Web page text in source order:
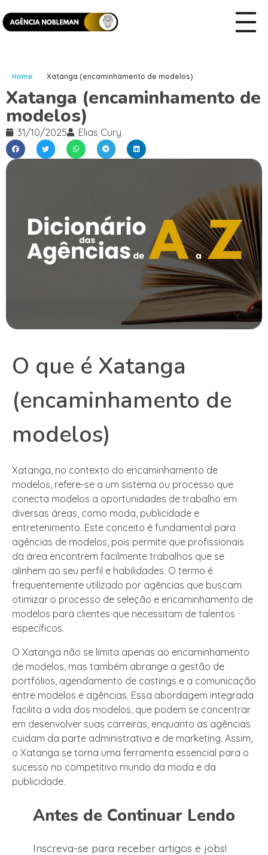
Home Xatanga (encaminhamento de modelos)
Xatanga (encaminhamento de
modelos)
31/10/2025 Elias Cury
O que é Xatanga
(encaminhamento de
modelos)
Xatanga, no contexto do encaminhamento de
modelos, refere-se a um sistema ou processo que
conecta modelos a oportunidades de trabalho em
diversas áreas, como moda, publicidade e
entretenimento. Este conceito é fundamental para
agências de modelos, pois permite que profissionais
da área encontrem facilmente trabalhos que se
alinhem ao seu perfil e habilidades. O termo é
frequentemente utilizado por agências que buscam
otimizar o processo de seleção e encaminhamento de
modelos para clientes que necessitam de talentos
específicos.
O Xatanga não se limita apenas ao encaminhamento
de modelos, mas também abrange a gestão de
portfólios, agendamento de castings e a comunicação
entre modelos e agências. Essa abordagem integrada
facilita a vida dos modelos, que podem se concentrar
em desenvolver suas carreiras, enquanto as agências
cuidam da parte administrativa e de marketing. Assim,
o Xatanga se torna uma ferramenta essencial para o
sucesso no competitivo mundo da moda e da
publicidade.
Antes de Continuar Lendo
Inscreva-se para receber artigos e jobs!